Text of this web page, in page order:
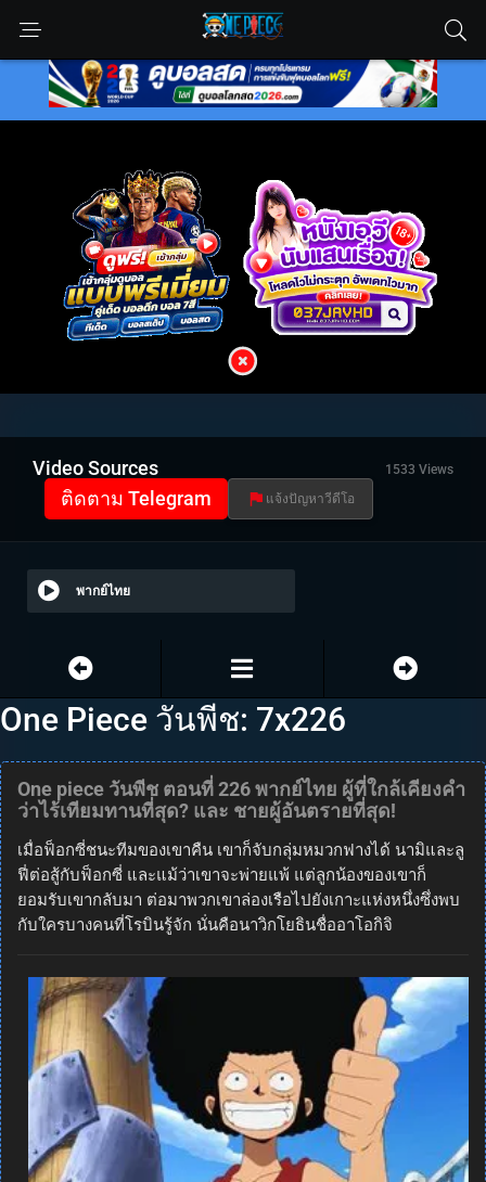
Video Sources 1533 Views
ติดตาม Telegram แจ้งปัญหาวีดีโอ
พากย์ไทย
One Piece วันพีช: 7x226
One piece วันพีช ตอนที่ 226 พากย์ไทย ผู้ที่ใกล้เคียงคำ
ว่าไร้เทียมทานที่สุด? และ ชายผู้อันตรายที่สุด!
เมื่อฟ็อกซี่ชนะทีมของเขาคืน เขาก็จับกลุ่มหมวกฟางได้ นามิและลู
ฟี่ต่อสู้กับฟ็อกซี่ และแม้ว่าเขาจะพ่ายแพ้ แต่ลูกน้องของเขาก็
ยอมรับเขากลับมา ต่อมาพวกเขาล่องเรือไปยังเกาะแห่งหนึ่งซึ่งพบ
กับใครบางคนที่โรบินรู้จัก นั่นคือนาวิกโยธินชื่ออาโอกิจิ